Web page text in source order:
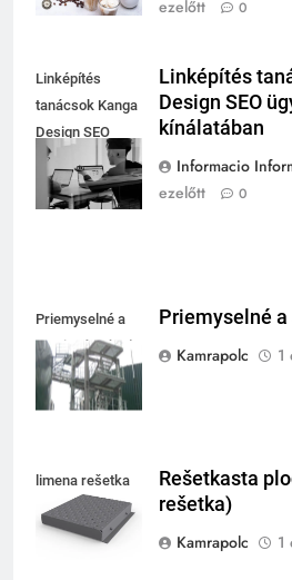
ezelőtt
0
Linképítés
tanácsok Kanga
Design SEO
ügynökség
kínálatában
Linképítés
Design SEO
kínálatában
Informacio
ezelőtt
0
Priemyselné a
servisné schody
Priemyselné
Kamrapolc
1
limena rešetka
Rešetkasta
rešetka)
Kamrapolc
1